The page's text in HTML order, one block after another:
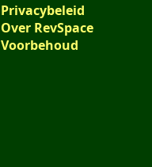
Privacybeleid
Over RevSpace
Voorbehoud